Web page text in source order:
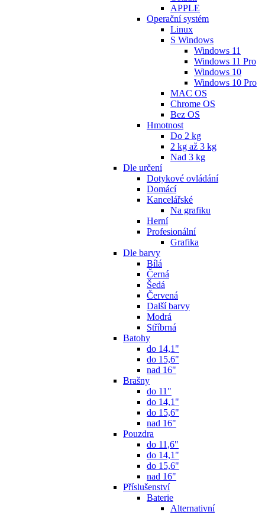
APPLE
Operační systém
Linux
S Windows
Windows 11
Windows 11 Pro
Windows 10
Windows 10 Pro
MAC OS
Chrome OS
Bez OS
Hmotnost
Do 2 kg
2 kg až 3 kg
Nad 3 kg
Dle určení
Dotykové ovládání
Domácí
Kancelářské
Na grafiku
Herní
Profesionální
Grafika
Dle barvy
Bílá
Černá
Šedá
Červená
Další barvy
Modrá
Stříbrná
Batohy
do 14,1"
do 15,6"
nad 16"
Brašny
do 11"
do 14,1"
do 15,6"
nad 16"
Pouzdra
do 11,6"
do 14,1"
do 15,6"
nad 16"
Příslušenství
Baterie
Alternativní